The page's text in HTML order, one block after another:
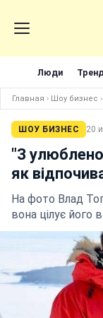
Люди
Главная › Шоу бизнес ›
ШОУ БИЗНЕС 20
"З
як
На фото Влад
вона цілує його